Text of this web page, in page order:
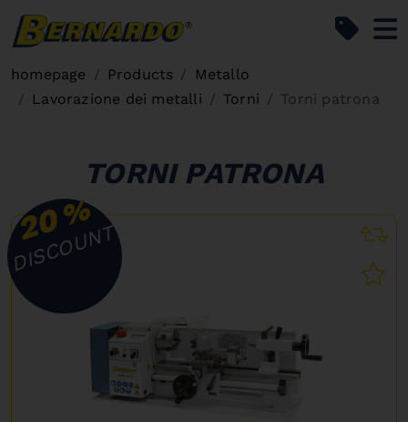
homepage Products
Metallo
Lavorazione dei metalli
Torni Torni patrona
TORNI PATRONA
20%
DISCOUNT